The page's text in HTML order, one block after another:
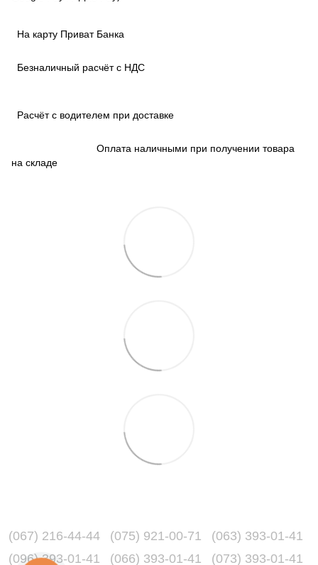
На карту Приват Банка
Безналичный расчёт с НДС
Расчёт с водителем при доставке
Оплата наличными при получении товара
на складе
(067) 216-44-44 (075) 921-00-71
(063) 393-01-41
(096) 393-01-41
(066) 393-01-41 (073) 393-01-41